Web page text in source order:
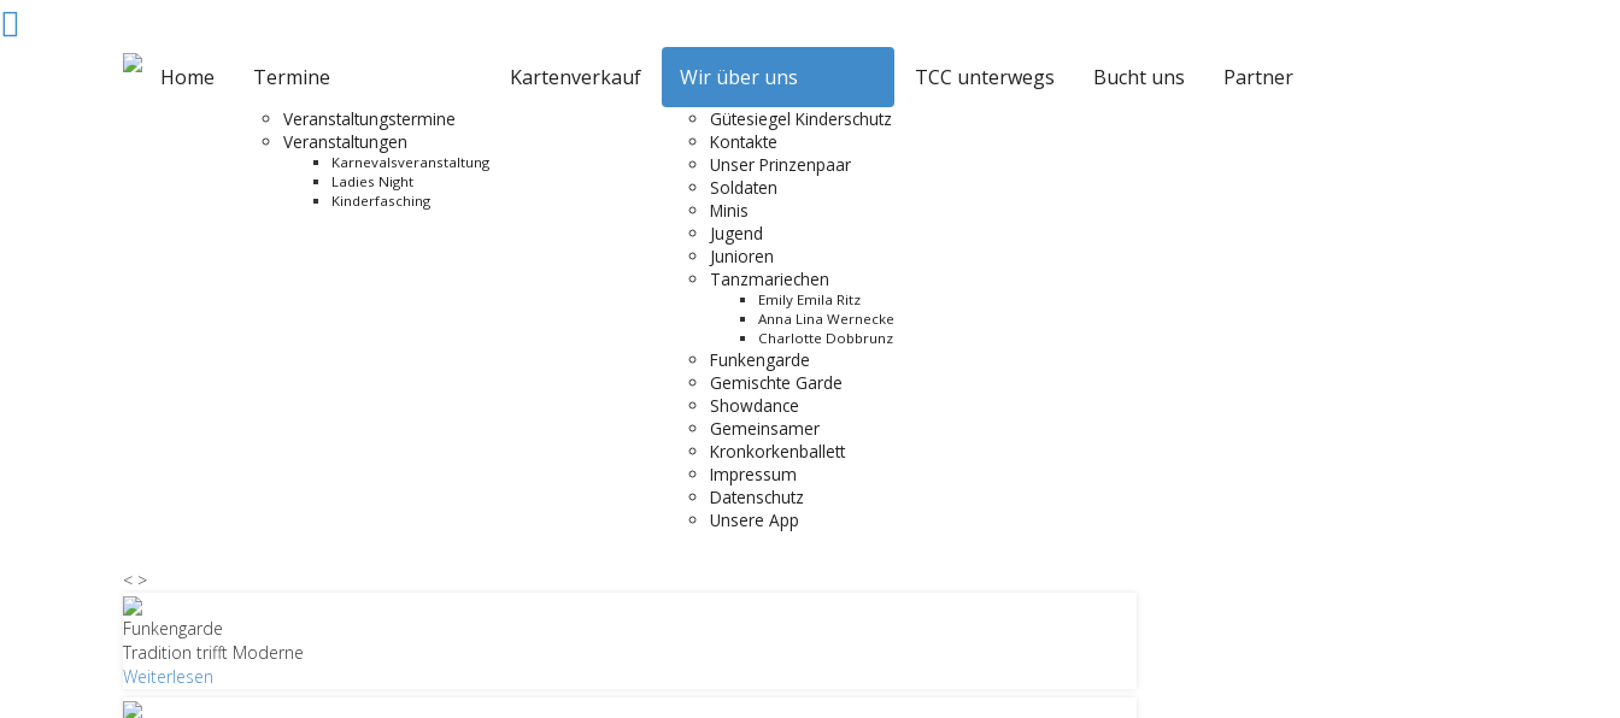
Home Termine
Veranstaltungstermine
Veranstaltungen
Karnevalsveranstaltung
Ladies Night
Kinderfasching
Kartenverkauf Wir über uns
Gütesiegel Kinderschutz
Kontakte
Unser Prinzenpaar
Soldaten
Minis
Jugend
Junioren
Tanzmariechen
Emily Emila Ritz
Anna Lina Wernecke
Charlotte Dobbrunz
Funkengarde
Gemischte Garde
Showdance
Gemeinsamer
Kronkorkenballett
Impressum
Datenschutz
Unsere App
TCC unterwegs Bucht uns Partner
< >
Funkengarde
Tradition trifft Moderne
Weiterlesen